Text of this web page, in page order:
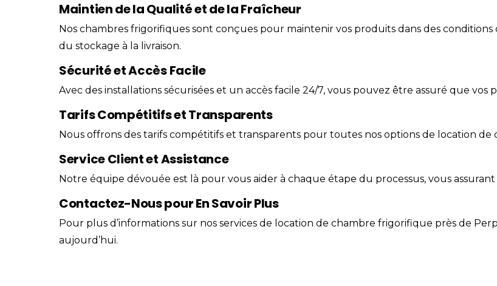
Maintien de la Qualité et de la Fraîcheur
Nos chambres frigorifiques sont conçues pour maintenir vos produits dans des
du stockage à la livraison.
Sécurité et Accès Facile
Avec des installations sécurisées et un accès facile 24/7, vous pouvez être assuré que vos
Tarifs Compétitifs et Transparents
Nous offrons des tarifs compétitifs et transparents pour toutes nos options de location de
Service Client et Assistance
Notre équipe dévouée est là pour vous aider à chaque étape du processus, vous assurant
Contactez-Nous pour En Savoir Plus
Pour plus d’informations sur nos services de location de chambre frigorifique près de
aujourd’hui.